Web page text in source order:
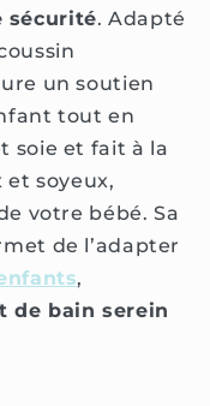
sécurité. Adapté
un soutien
tout en
soie et fait à la
soyeux,
votre bébé. Sa
de l’adapter
,
de bain serein